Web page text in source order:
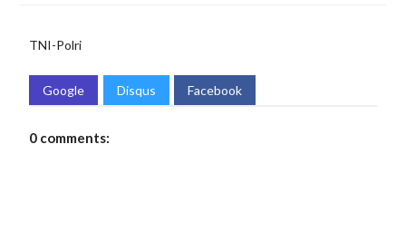
TNI-Polri
Google Disqus Facebook
0 comments: